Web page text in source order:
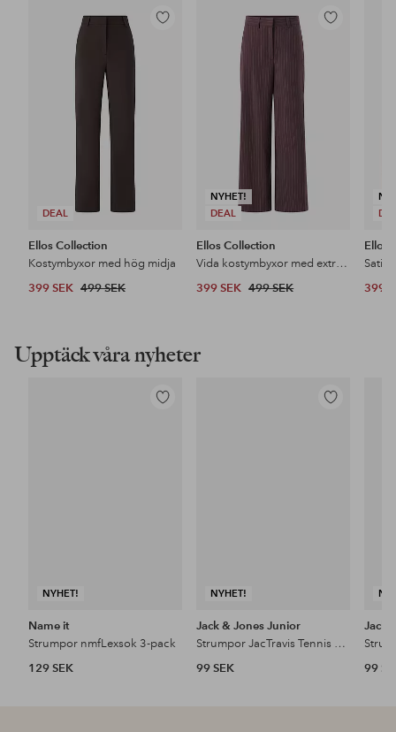
DEAL
Lägg
Ellos Collection
Kostymbyxor med hög midja
399 SEK 499 SEK
NYHET!
DEAL
Lägg
Ellos Collection
Vida kostymbyxor med extra hög midja
399 SEK 499 SEK
Ellos
399
Upptäck våra nyheter
NYHET!
Lägg
Name it
Strumpor nmfLexsok 3-pack
129 SEK
NYHET!
Lägg
Jack & Jones Junior
Strumpor JacTravis Tennis Sock 3-pack
99 SEK
Jack
99